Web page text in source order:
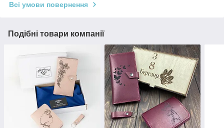
Всі умови повернення
Подібні товари компанії